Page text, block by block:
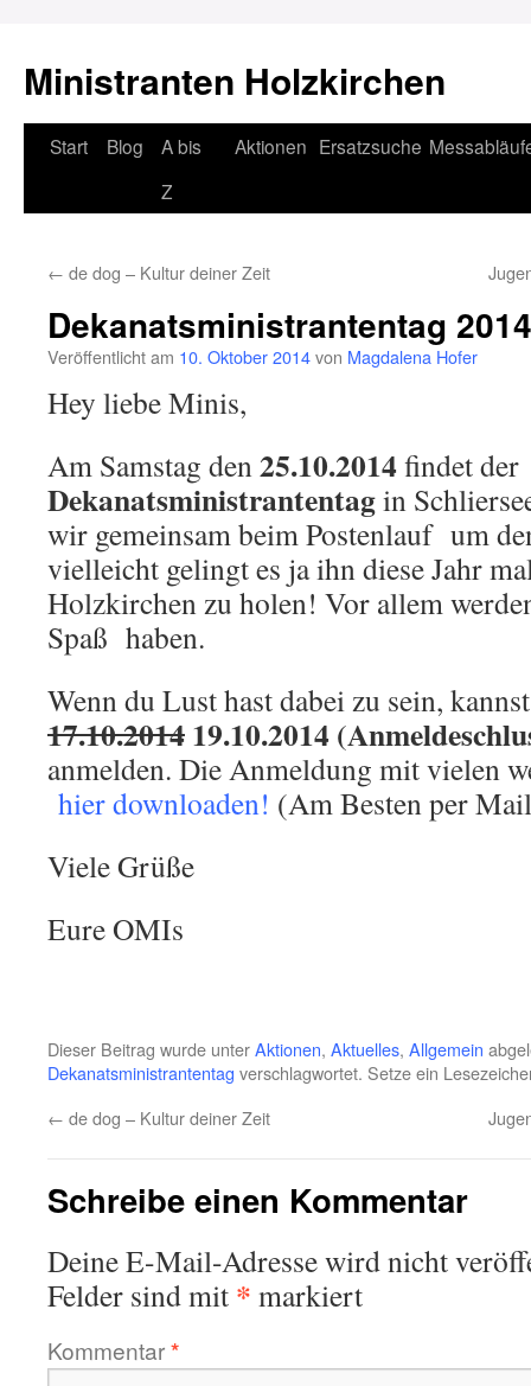
Ministranten Holzkirchen
Zum
Start Blog
A bis
Z
Aktionen Ersatzsuche
← de dog – Kultur deiner Zeit
Dekanatsministrantentag
Veröffentlicht am 10. Oktober 2014von Magdalena Hofer
Hey liebe Minis,
Am Samstag den25.10.2014 findet der
Dekanatsministrantentagin
wir gemeinsam beim Postenlauf um
vielleicht gelingt es ja ihn diese Jahr
Holzkirchen zu holen! Vor allem
Spaß haben.
Wenn du Lust hast dabei zu sein,
17.10.201419.10.2014
anmelden. Die Anmeldung mit vielen
hier downloaden! (Am Besten per
Viele Grüße
Eure OMIs
Dieser Beitrag wurde unterAktionen, Aktuelles, Allgemein
Dekanatsministrantentag verschlagwortet. Setze ein
← de dog – Kultur deiner Zeit
Schreibe einen Kommentar
Deine E-Mail-Adresse wird nicht
Felder sind mit * markiert
Kommentar*